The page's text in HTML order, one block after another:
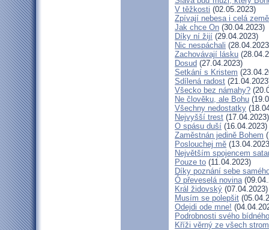
V těžkosti (02.05.2023)
Zpívají nebesa i celá země
Jak chce On (30.04.2023)
Díky ní žijí (29.04.2023)
Nic nespáchali
Zachovávají lásku
Dosud (27.04.2023)
Setkání s Kristem
Sdílená radost
Všecko bez námahy?
Ne člověku, ale Bohu
Všechny nedostatky
Nejvyšší trest (17.04.2023)
O spásu duší (16.04.2023)
Zaměstnán jedině Bohem
Poslouchej mě
Největším spojencem
Pouze to (11.04.2023)
Díky poznání sebe
Ó převeselá novina
Král židovský (07.04.2023)
Musím se polepšit
Odejdi ode mne!
Podrobnosti svého
Kříži věrný ze všech